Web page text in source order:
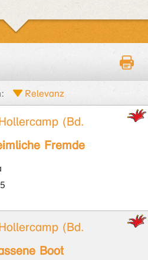
(Bd.
Fremde
(Bd.
Boot